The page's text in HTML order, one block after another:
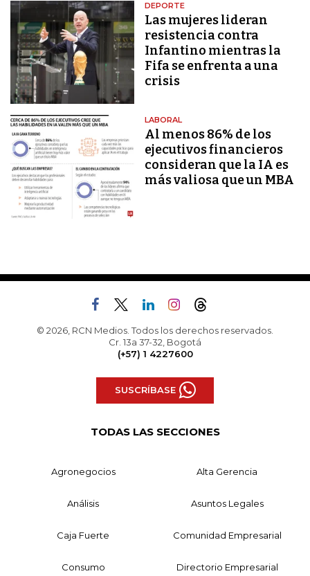
DEPORTE
Las mujeres lideran
resistencia contra
Infantino mientras la
Fifa se enfrenta a una
crisis
LABORAL
Al menos 86% de los
ejecutivos financieros
consideran que la IA es
más valiosa que un MBA
© 2026, RCN Medios. Todos los derechos reservados.
Cr. 13a 37-32, Bogotá
(+57) 1 4227600
SUSCRÍBASE
TODAS LAS SECCIONES
Agronegocios Alta Gerencia
Análisis Asuntos Legales
Caja Fuerte Comunidad Empresarial
Consumo Directorio Empresarial